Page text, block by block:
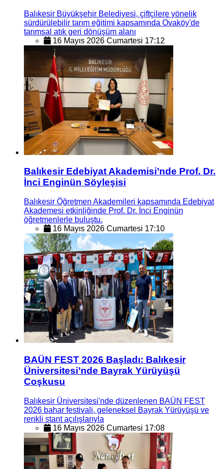
Balıkesir Büyükşehir Belediyesi, çiftçilere yönelik
sürdürülebilir tarım eğitimi kapsamında Ovaköy'de
tarımsal atık geri dönüşüm alanı
16 Mayıs 2026 Cumartesi 17:12
Balıkesir Edebiyat Akademisi’nde Prof. Dr.
İnci Enginün Söyleşisi
Balıkesir Öğretmen Akademileri kapsamında Edebiyat
Akademesi etkinliğinde Prof. Dr. İnci Enginün
öğretmenlerle buluştu.
16 Mayıs 2026 Cumartesi 17:10
BAÜN FEST 2026 Başladı: Balıkesir
Üniversitesi’nde Bayrak Yürüyüşü
Coşkusu
Balıkesir Üniversitesi'nde düzenlenen BAÜN FEST
2026 bahar festivali, geleneksel Bayrak Yürüyüşü ve
renkli stant açılışlarıyla
16 Mayıs 2026 Cumartesi 17:08